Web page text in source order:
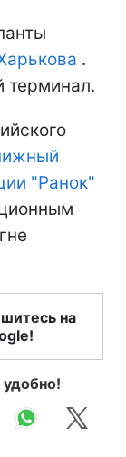
.
терминал.
"Ранок"
на
удобно!